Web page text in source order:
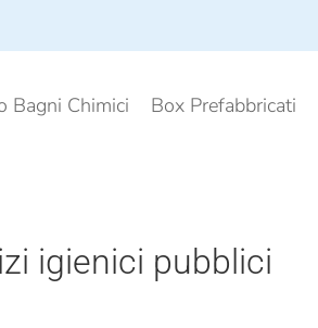
Bagni Chimici Box Prefabbricati
igienici pubblici